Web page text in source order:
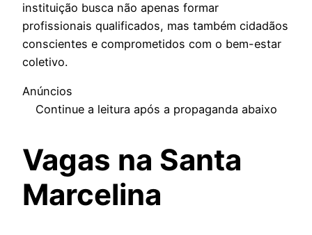
instituição busca não apenas formar
profissionais qualificados, mas também cidadãos
conscientes e comprometidos com o bem-estar
coletivo.
Anúncios
Continue a leitura após a propaganda abaixo
Vagas na Santa
Marcelina